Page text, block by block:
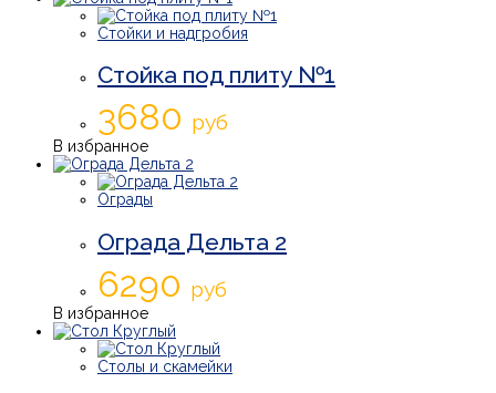
Стойки и надгробия
Стойка под плиту №1
3680 руб
В избранное
Ограды
Ограда Дельта 2
6290 руб
В избранное
Столы и скамейки